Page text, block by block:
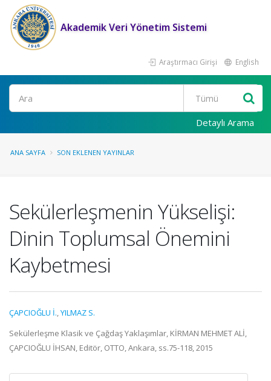
Akademik Veri Yönetim Sistemi
Araştırmacı Girişi English
Ara
Detaylı Arama
ANA SAYFA SON EKLENEN YAYINLAR
Sekülerleşmenin Yükselişi:
Dinin Toplumsal Önemini
Kaybetmesi
ÇAPCIOĞLU İ.,YILMAZ S.
Sekülerleşme Klasik ve Çağdaş Yaklaşımlar, KİRMAN MEHMET ALİ,
ÇAPCIOĞLU İHSAN, Editör, OTTO, Ankara, ss.75-118, 2015